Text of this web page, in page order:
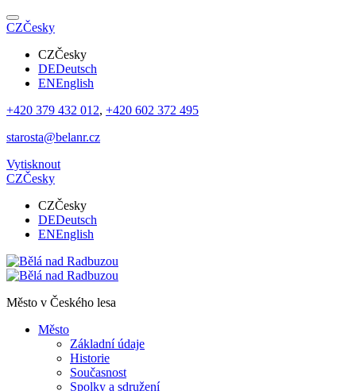
CZČesky
CZČesky
DEDeutsch
ENEnglish
+420 379 432 012, +420 602 372 495
starosta@belanr.cz
Vytisknout
CZČesky
CZČesky
DEDeutsch
ENEnglish
Město v Českého lesa
Město
Základní údaje
Historie
Současnost
Spolky a sdružení